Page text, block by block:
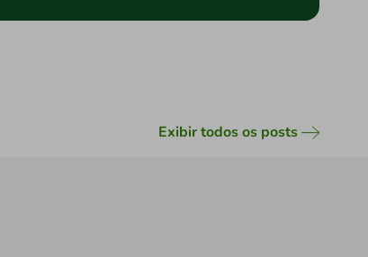
Exibir todos os posts